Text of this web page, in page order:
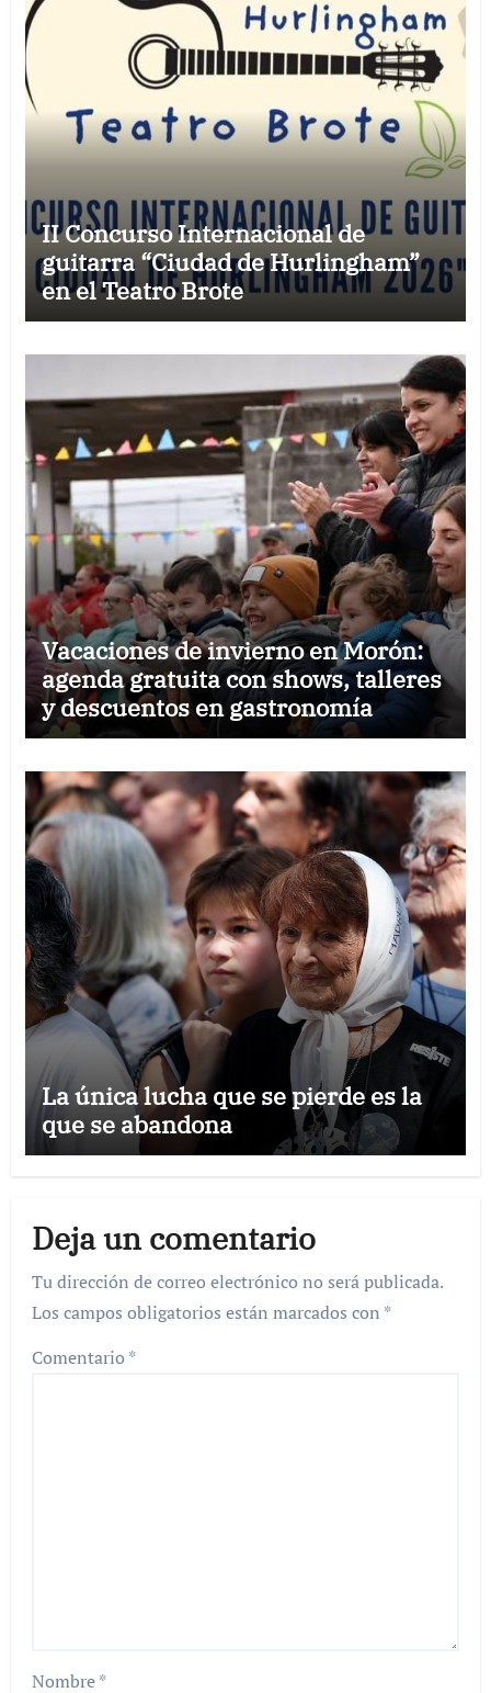
II Concurso Internacional de
guitarra “Ciudad de Hurlingham”
en el Teatro Brote
Vacaciones de invierno en Morón:
agenda gratuita con shows, talleres
y descuentos en gastronomía
La única lucha que se pierde es la
que se abandona
Deja un comentario
Tu dirección de correo electrónico no será publicada.
Los campos obligatorios están marcados con *
Comentario *
Nombre*